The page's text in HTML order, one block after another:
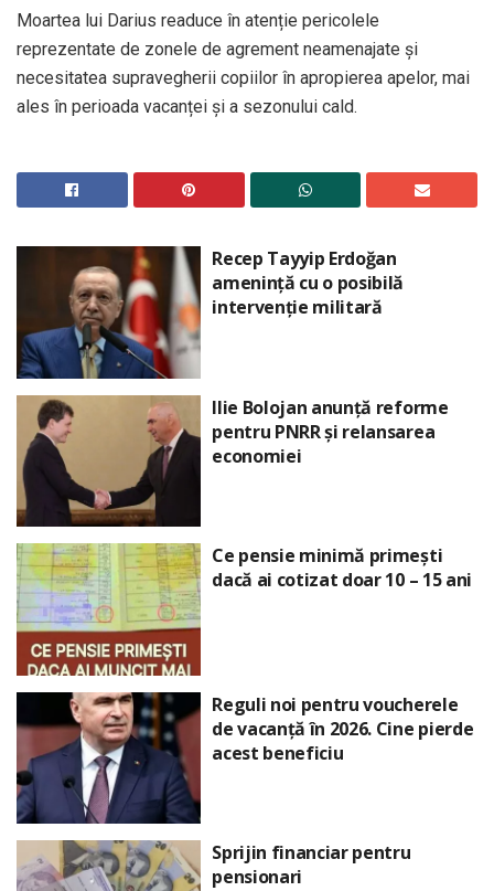
Moartea lui Darius readuce în atenție pericolele
reprezentate de zonele de agrement neamenajate și
necesitatea supravegherii copiilor în apropierea apelor, mai
ales în perioada vacanței și a sezonului cald.
Recep Tayyip Erdoğan
amenință cu o posibilă
intervenție militară
Ilie Bolojan anunță reforme
pentru PNRR și relansarea
economiei
Ce pensie minimă primești
dacă ai cotizat doar 10 – 15 ani
Reguli noi pentru voucherele
de vacanță în 2026. Cine pierde
acest beneficiu
Sprijin financiar pentru
pensionari